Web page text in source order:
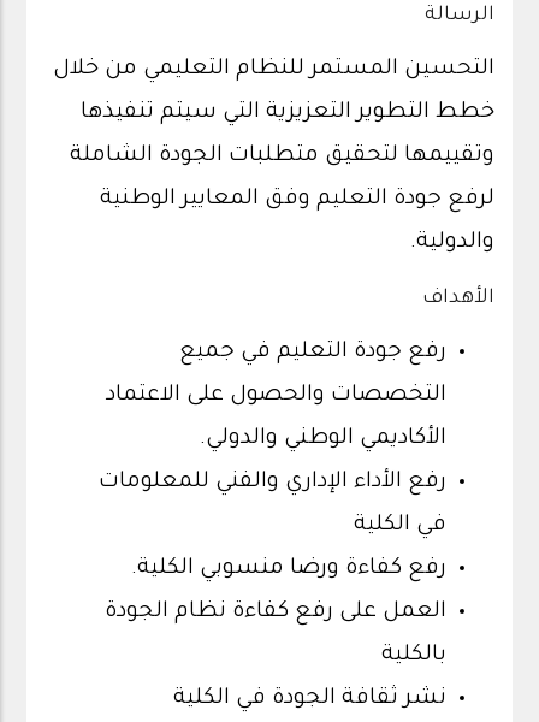
الرسالة
التحسين المستمر للنظام التعليمي من خلال
خطط التطوير التعزيزية التي سيتم تنفيذها
وتقييمها لتحقيق متطلبات الجودة الشاملة
لرفع جودة التعليم وفق المعايير الوطنية
والدولية.
الأهداف
رفع جودة التعليم في جميع
التخصصات والحصول على الاعتماد
الأكاديمي الوطني والدولي.
رفع الأداء الإداري والفني للمعلومات
في الكلية
رفع كفاءة ورضا منسوبي الكلية.
العمل على رفع كفاءة نظام الجودة
بالكلية
نشر ثقافة الجودة في الكلية